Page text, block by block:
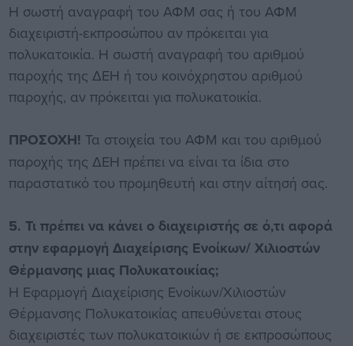
Η σωστή αναγραφή του ΑΦΜ σας ή του ΑΦΜ
διαχειριστή-εκπροσώπου αν πρόκειται για
πολυκατοικία. Η σωστή αναγραφή του αριθμού
παροχής της ΔΕΗ ή του κοινόχρηστου αριθμού
παροχής, αν πρόκειται για πολυκατοικία.
ΠΡΟΣΟΧΗ! Τα στοιχεία του ΑΦΜ και του αριθμού
παροχής της ΔΕΗ πρέπει να είναι τα ίδια στο
παραστατικό του προμηθευτή και στην αίτησή σας.
5. Τι πρέπει να κάνει ο διαχειριστής σε ό,τι αφορά
στην εφαρμογή Διαχείρισης Ενοίκων/ Χιλιοστών
Θέρμανσης μιας Πολυκατοικίας;
Η Εφαρμογή Διαχείρισης Ενοίκων/Χιλιοστών
Θέρμανσης Πολυκατοικίας απευθύνεται στους
διαχειριστές των πολυκατοικιών ή σε εκπροσώπους